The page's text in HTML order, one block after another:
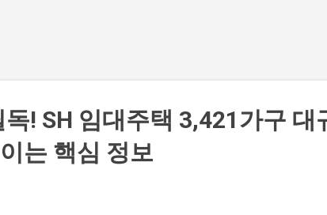
! SH 임대주택 3,421가구 대
는 핵심 정보